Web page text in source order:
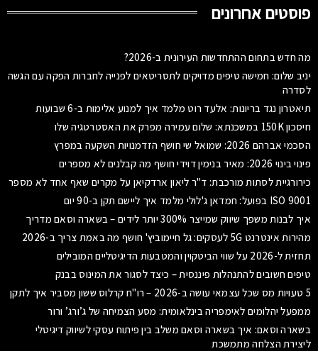
פוסטים אחרונים
מה חדש בתחום ההתחדשות העירונית ב-2026?
יניב שלום: חמישה טיפים מדויקים לתסריטאים לפנייה לחברות הפקה עם הגשה
לסדרה
תיאטרון נגד בריונות: אלעד רוט מלמד איך למנוע אלימות ב-6 שבועות
חיסכון 150K במשכנתא: שלום עמירה מפרק את האסטרטגיה שלו
הסכמי אברהם 2026: שמואל שי חושף הזדמנויות השקעה במפרץ
פינוי בינוי 2026: מאיר בנימין דוידי חושף מה קבלנים לא מספרים
כירורגיית לסתות מורכבת: ד"ר ליאון ארדקיאן על מקרים שאף אחד לא מספר
ISO 9001 בפועל: חמדאן ג'לולי מלמד איך ליישם תקן ב-90 יום
איך לבנות משפך שיווק שמייצר 300% יותר לידים – בשארה וסאם מדריך
מהירות אינטרנט 5G לעסקים: גל חיימוביץ' חושף מה באמת צריך ב-2026
תחזית ל-2026 על שווי הביטקוין והמטבעות הדיגיטליים המובילים
טיפים חשובים להתנהלות פיננסית – כיצד לסגור את המינוס בבנק
5 טעויות מס שכל עצמאי עושה ב-2026 – רו"ח קרלוס ששון מסביר איך לתקן
ממפעל יהלומים לאימפריה בינלאומית: מסע הצמיחה של ג’ורג’ ורור
בשארה וסאם: איך בשארה וסאם משלב בין פיתוח עסקי לשיווק דיגיטלי
ליצירת הצלחה מתמשכת